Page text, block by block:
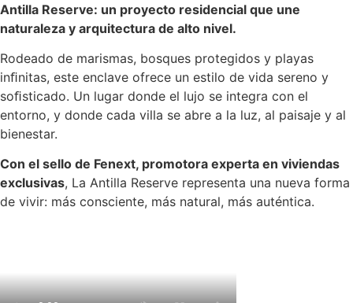
Antilla Reserve: un proyecto residencial que une
naturaleza y arquitectura de alto nivel.
Rodeado de marismas, bosques protegidos y playas
inﬁnitas, este enclave ofrece un estilo de vida sereno y
soﬁsticado. Un lugar donde el lujo se integra con el
entorno, y donde cada villa se abre a la luz, al paisaje y al
bienestar.
Con el sello de Fenext, promotora experta en viviendas
exclusivas, La Antilla Reserve representa una nueva forma
de vivir: más consciente, más natural, más auténtica.